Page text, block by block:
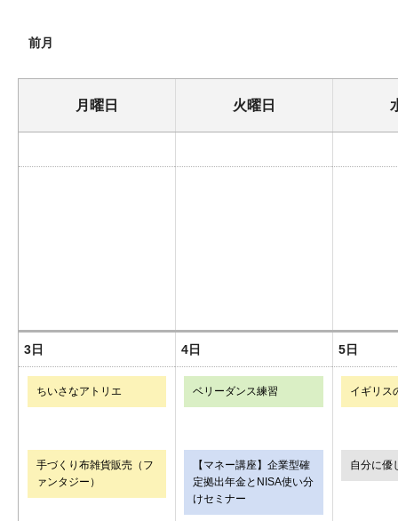
前月
月曜日 火曜日
3日 4日 5日
ちいさなアトリエ ベリーダンス練習 イギリス
手づくり布雑貨販売（フ
ァンタジー）
【マネー講座】企業型確
定拠出年金とNISA使い分
けセミナー
自分に優